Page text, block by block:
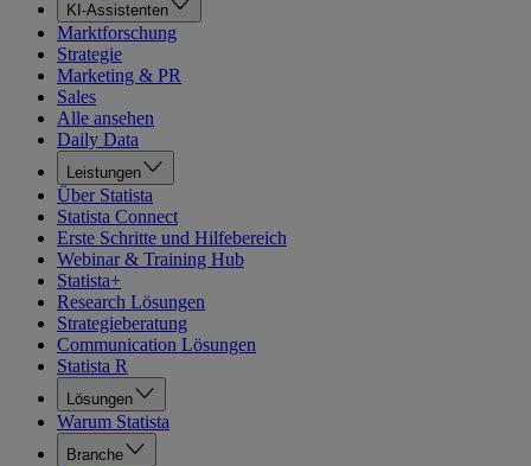
KI-Assistenten
Marktforschung
Strategie
Marketing & PR
Sales
Alle ansehen
Daily Data
Leistungen
Über Statista
Statista Connect
Erste Schritte und Hilfebereich
Webinar & Training Hub
Statista+
Research Lösungen
Strategieberatung
Communication Lösungen
Statista R
Lösungen
Warum Statista
Branche